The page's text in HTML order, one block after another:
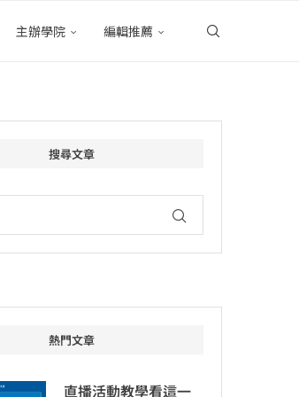
主辦學院 編輯推薦
搜尋文章
熱門文章
直播活動教學看這一